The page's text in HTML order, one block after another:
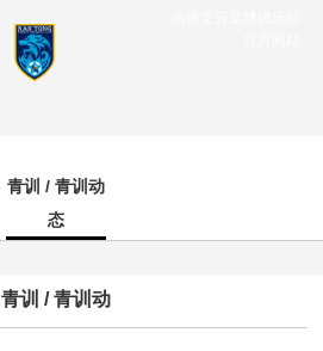
青训 / 青训动
态
青训 / 青训动